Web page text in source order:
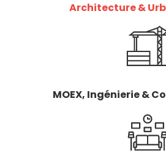
Architecture &
MOEX, Ingénierie &